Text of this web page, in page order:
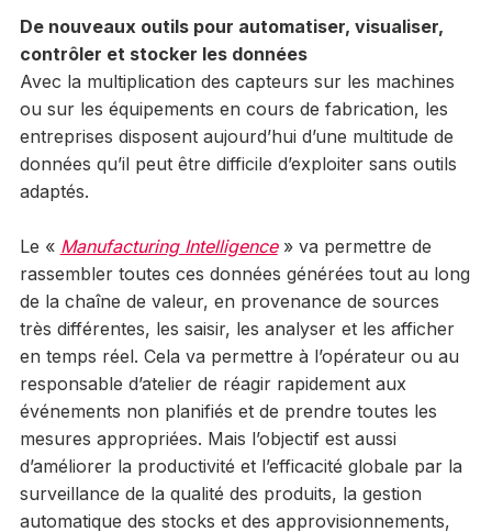
De nouveaux outils pour automatiser, visualiser,
contrôler et stocker les données
Avec la multiplication des capteurs sur les machines
ou sur les équipements en cours de fabrication, les
entreprises disposent aujourd’hui d’une multitude de
données qu’il peut être difficile d’exploiter sans outils
adaptés.
Le « Manufacturing Intelligence» va permettre de
rassembler toutes ces données générées tout au long
de la chaîne de valeur, en provenance de sources
très différentes, les saisir, les analyser et les afficher
en temps réel. Cela va permettre à l’opérateur ou au
responsable d’atelier de réagir rapidement aux
événements non planifiés et de prendre toutes les
mesures appropriées. Mais l’objectif est aussi
d’améliorer la productivité et l’efficacité globale par la
surveillance de la qualité des produits, la gestion
automatique des stocks et des approvisionnements,